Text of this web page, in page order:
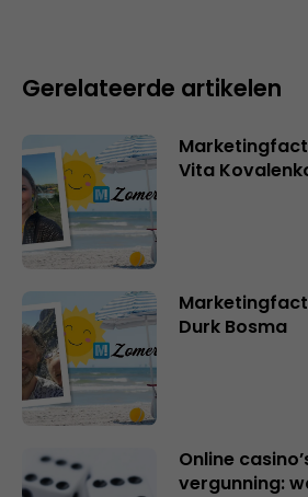
Gerelateerde artikelen
Vita
Durk Bosma
Online
vergunning: